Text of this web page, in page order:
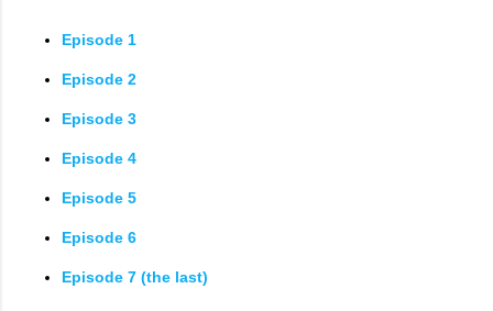
Episode 1
Episode 2
Episode 3
Episode 4
Episode 5
Episode 6
Episode 7 (the last)